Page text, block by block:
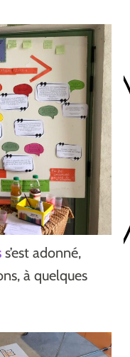
s’est adonné,
à quelques